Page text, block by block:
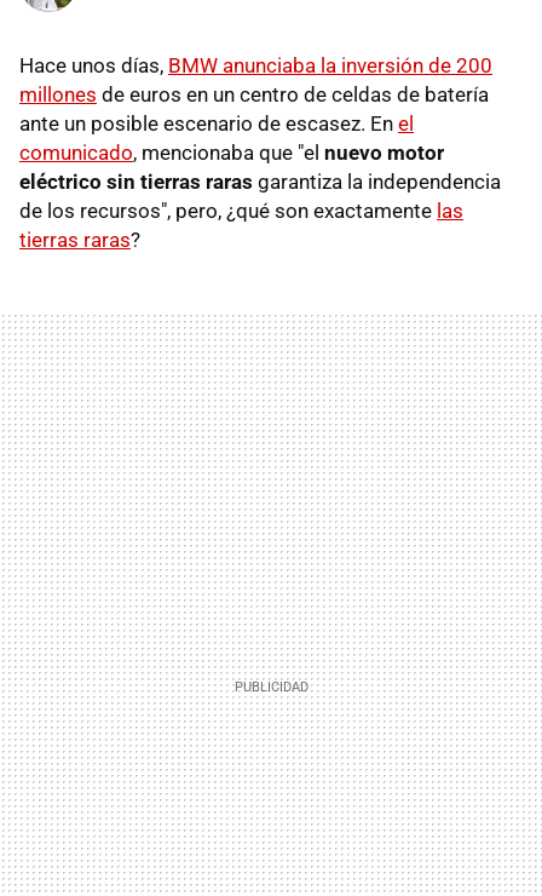
Hace unos días, BMW anunciaba la inversión de 200
millones de euros en un centro de celdas de batería
ante un posible escenario de escasez. En el
comunicado, mencionaba que "el nuevo motor
eléctrico sin tierras raras garantiza la independencia
de los recursos", pero, ¿qué son exactamente las
tierras raras?